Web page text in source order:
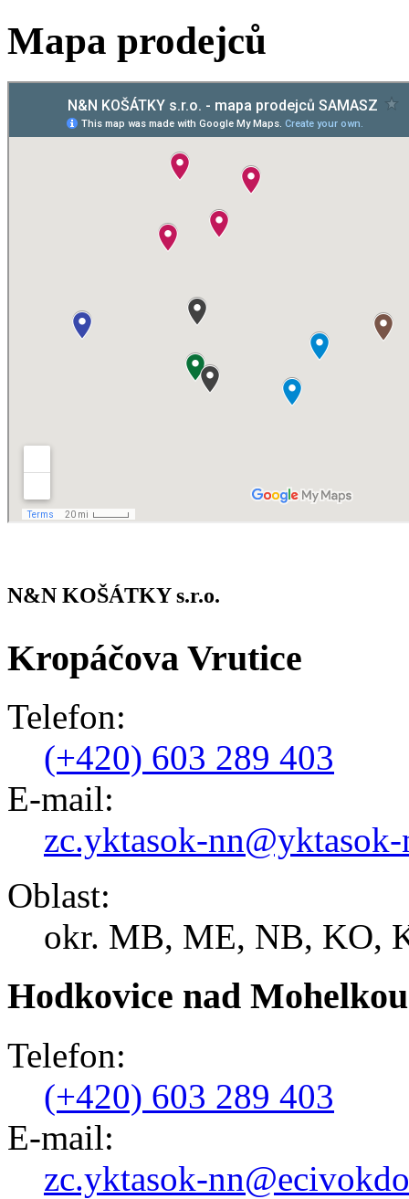
Mapa prodejců
N&N KOŠÁTKY s.r.o.
Kropáčova Vrutice
Telefon:
(+420) 603 289 403
E-mail:
zc.yktasok-
Oblast:
okr. MB, ME, NB, KO,
Hodkovice nad Mohelkou
Telefon:
(+420) 603 289 403
E-mail:
zc.yktasok-